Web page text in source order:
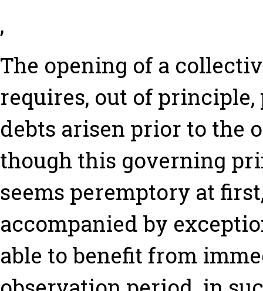
,
The opening of a
requires, out of
debts arisen prior to the
though this governing
seems peremptory at
accompanied by
able to benefit from